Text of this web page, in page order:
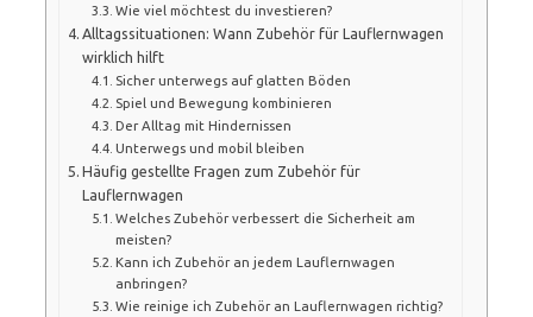
Wie viel möchtest du investieren?
Alltagssituationen: Wann Zubehör für Lauflernwagen
wirklich hilft
Sicher unterwegs auf glatten Böden
Spiel und Bewegung kombinieren
Der Alltag mit Hindernissen
Unterwegs und mobil bleiben
Häufig gestellte Fragen zum Zubehör für
Lauflernwagen
Welches Zubehör verbessert die Sicherheit am
meisten?
Kann ich Zubehör an jedem Lauflernwagen
anbringen?
Wie reinige ich Zubehör an Lauflernwagen richtig?